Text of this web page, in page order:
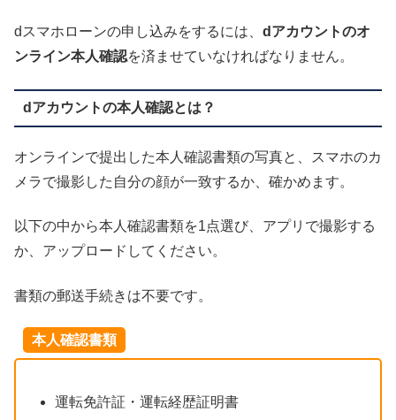
dスマホローンの申し込みをするには、 dアカウントのオ
ンライン本人確認を済ませていなければなりません。
dアカウントの本人確認とは？
オンラインで提出した本人確認書類の写真と、スマホのカ
メラで撮影した自分の顔が一致するか、確かめます。
以下の中から本人確認書類を1点選び、アプリで撮影する
か、アップロードしてください。
書類の郵送手続きは不要です。
本人確認書類
運転免許証・運転経歴証明書